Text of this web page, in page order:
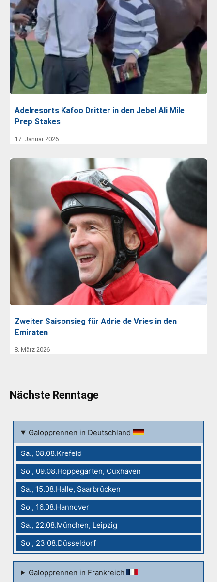
Adelresorts Kafoo Dritter in den Jebel Ali Mile
Prep Stakes
17. Januar 2026
Zweiter Saisonsieg für Adrie de Vries in den
Emiraten
8. März 2026
Nächste Renntage
Galopprennen in Deutschland
Sa., 08.08.Krefeld
So., 09.08.Hoppegarten, Cuxhaven
Sa., 15.08.Halle, Saarbrücken
So., 16.08.Hannover
Sa., 22.08.München, Leipzig
So., 23.08.Düsseldorf
Galopprennen in Frankreich